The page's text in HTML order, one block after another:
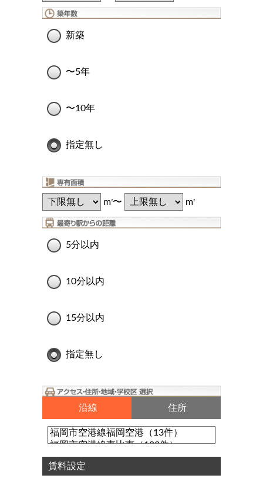
新築
〜5年
〜10年
指定無し
m2〜 m2
5分以内
10分以内
15分以内
指定無し
沿線 住所
賃料設定